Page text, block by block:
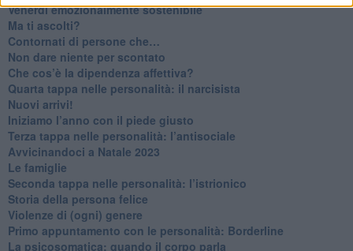
​Venerdì emozionalmente sostenibile
Ma ti ascolti?
Contornati di persone che…
Non dare niente per scontato
Che cos’è la dipendenza affettiva?
Quarta tappa nelle personalità: il narcisista
​Nuovi arrivi!
​Iniziamo l’anno con il piede giusto
​Terza tappa nelle personalità: l’antisociale
​Avvicinandoci a Natale 2023
Le famiglie
Seconda tappa nelle personalità: l’istrionico
​Storia della persona felice
Violenze di (ogni) genere
​Primo appuntamento con le personalità: Borderline
La psicosomatica: quando il corpo parla